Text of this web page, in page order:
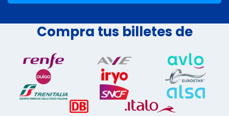
Compra tus billetes de